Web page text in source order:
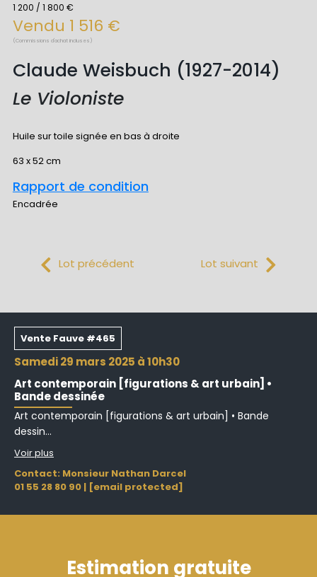
1 200 / 1 800 €
Vendu 1 516 €
(Commissions d'achat incluses)
Claude Weisbuch (1927-2014)
Le Violoniste
Huile sur toile signée en bas à droite
63 x 52 cm
Rapport de condition
Encadrée
Lot précédent Lot suivant
Vente Fauve #465
samedi 29 mars 2025 à 10h30
Art contemporain [figurations & art urbain] •
Bande dessinée
Art contemporain [figurations & art urbain] • Bande
dessin...
Voir plus
Contact: Monsieur Nathan Darcel
01 55 28 80 90 | [email protected]
Estimation gratuite